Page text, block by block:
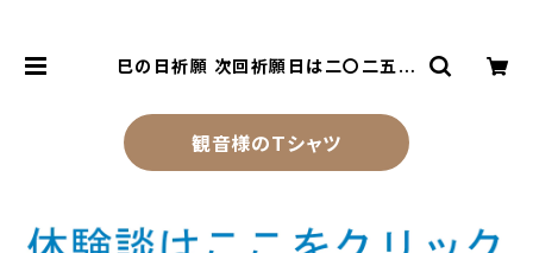
巳の日祈願 次回祈願日は二〇二五年
ださい。 | 風水より金運アップする観
音様乃御守(観音様のお守り)
観音様のTシャツ